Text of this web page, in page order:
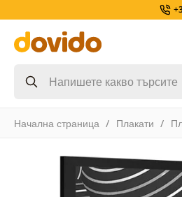
Начална страница Плакати